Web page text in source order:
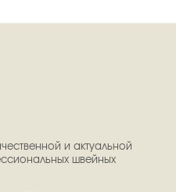
и актуальной
швейных